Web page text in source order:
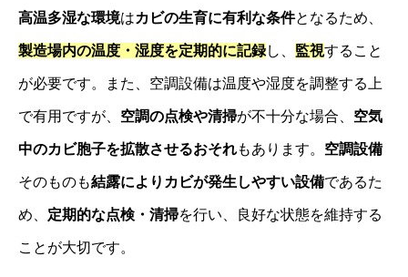
高温多湿な環境はカビの生育に有利な条件となるため、
製造場内の温度・湿度を定期的に記録し、 監視すること
が必要です。また、空調設備は温度や湿度を調整する上
で有用ですが、 空調の点検や清掃が不十分な場合、 空気
中のカビ胞子を拡散させるおそれもあります。 空調設備
そのものも結露によりカビが発生しやすい設備であるた
め、 定期的な点検・清掃を行い、良好な状態を維持する
ことが大切です。
ライブラリー
プライバシーポリシー
お知らせ
よくある質問
お問い合わせ
その他のサービス